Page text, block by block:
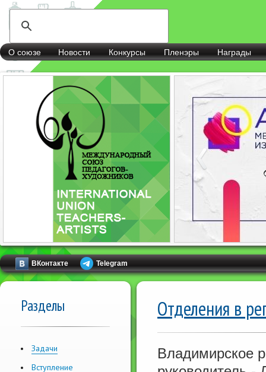
О союзе Новости Конкурсы Пленэры Награды
ВКонтакте Telegram
Разделы
Задачи
Вступление
Отделения в
Владимирское